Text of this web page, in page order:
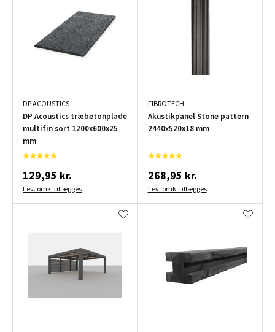
DP ACOUSTICS
DP Acoustics træbetonplade
multifin sort 1200x600x25
mm
129,95 kr.
Lev. omk. tillægges
FIBROTECH
Akustikpanel Stone pattern
2440x520x18 mm
268,95 kr.
Lev. omk. tillægges